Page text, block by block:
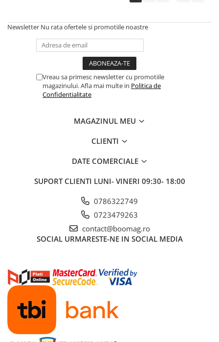
Casti protectie
Sonerii
Piese trotinete electrice
Cauciucuri si camere
Componente electrice
Manete acceleratie
Motoare
Faruri si lumini
Butoane si conectori
Kit controller si display
Senzori
Cabluri si mufe
Newsletter Nu rata ofertele si promotiile noastre
Vreau sa primesc newsletter cu promotiile
magazinului. Afla mai multe in Politica de
Confidentialitate
MAGAZINUL MEU
CLIENTI
DATE COMERCIALE
SUPORT CLIENTI LUNI- VINERI 09:30- 18:00
0786322749
0723479263
contact@boomag.ro
SOCIAL URMARESTE-NE IN SOCIAL MEDIA